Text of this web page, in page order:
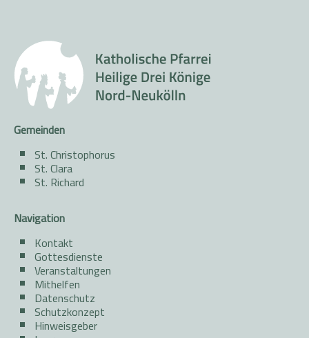
Gemeinden
St. Christophorus
St. Clara
St. Richard
Navigation
Kontakt
Gottesdienste
Veranstaltungen
Mithelfen
Datenschutz
Schutzkonzept
Hinweisgeber